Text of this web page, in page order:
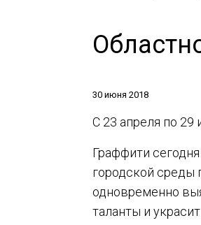
30 июня 2018
С 23 апреля по 29
Граффити
городской среды
одновременно
таланты и